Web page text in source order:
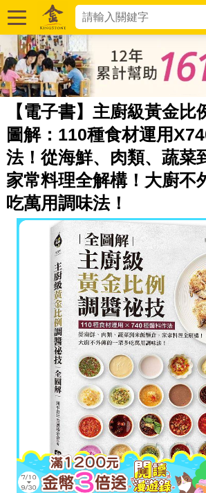
【電子書】主廚級黃金比
圖解：110種食材運用
法！從海鮮、肉類、蔬菜
家常料理全解構！大廚不
吃萬用調味法！